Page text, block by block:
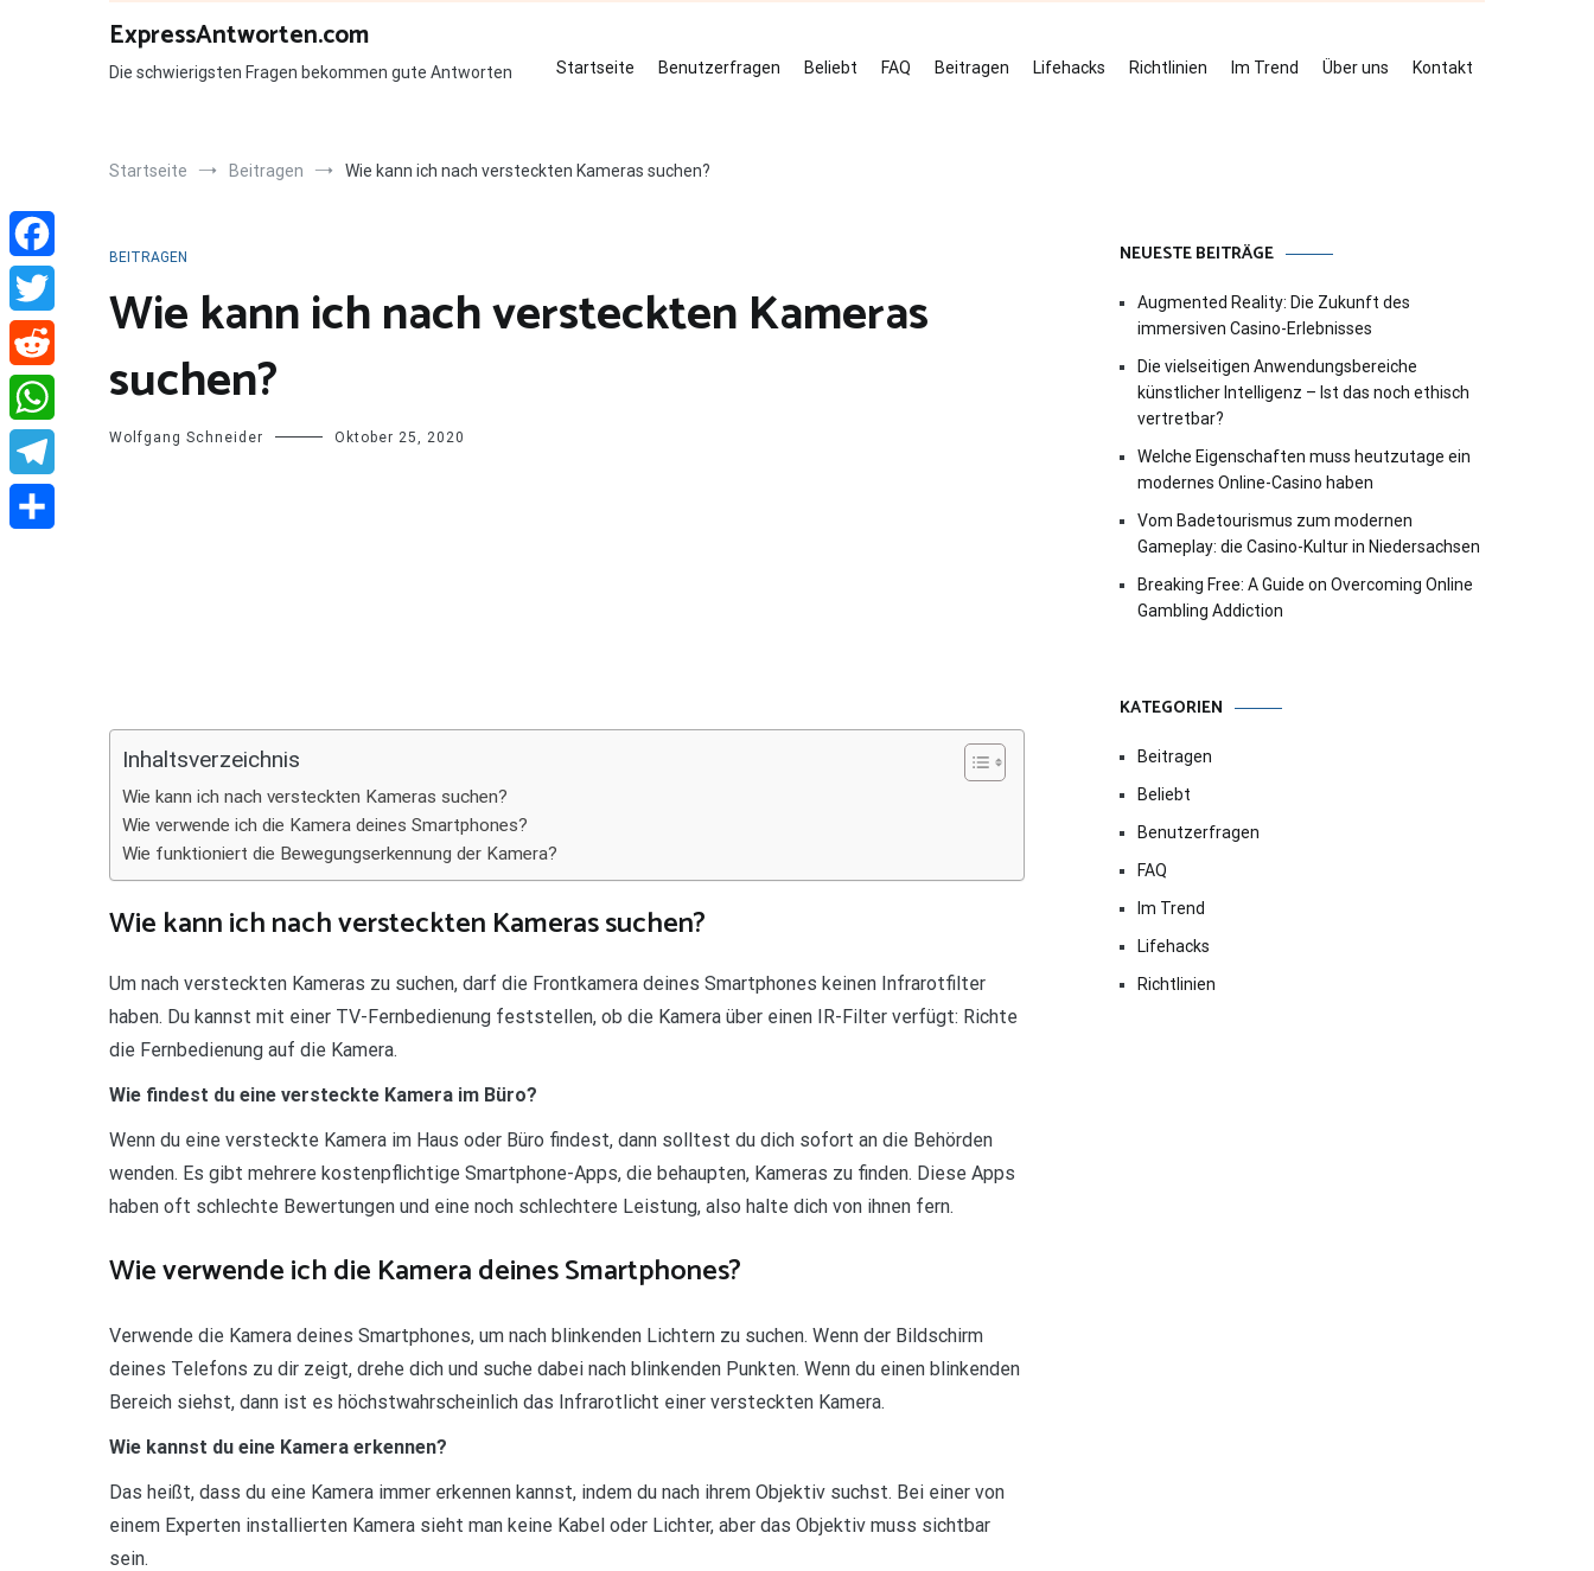
ExpressAntworten.com
Die schwierigsten Fragen bekommen gute Antworten Startseite Benutzerfragen Beliebt FAQ Beitragen Lifehacks Richtlinien Im Trend Über uns Kontakt
Startseite Beitragen Wie kann ich nach versteckten Kameras suchen?
BEITRAGEN
Wie kann ich nach versteckten Kameras
suchen?
Wolfgang Schneider Oktober 25, 2020
Inhaltsverzeichnis
Wie kann ich nach versteckten Kameras suchen?
Wie verwende ich die Kamera deines Smartphones?
Wie funktioniert die Bewegungserkennung der Kamera?
Wie kann ich nach versteckten Kameras suchen?
Um nach versteckten Kameras zu suchen, darf die Frontkamera deines Smartphones keinen Infrarotfilter
haben. Du kannst mit einer TV-Fernbedienung feststellen, ob die Kamera über einen IR-Filter verfügt: Richte
die Fernbedienung auf die Kamera.
Wie findest du eine versteckte Kamera im Büro?
Wenn du eine versteckte Kamera im Haus oder Büro findest, dann solltest du dich sofort an die Behörden
wenden. Es gibt mehrere kostenpflichtige Smartphone-Apps, die behaupten, Kameras zu finden. Diese Apps
haben oft schlechte Bewertungen und eine noch schlechtere Leistung, also halte dich von ihnen fern.
Wie verwende ich die Kamera deines Smartphones?
Verwende die Kamera deines Smartphones, um nach blinkenden Lichtern zu suchen. Wenn der Bildschirm
deines Telefons zu dir zeigt, drehe dich und suche dabei nach blinkenden Punkten. Wenn du einen blinkenden
Bereich siehst, dann ist es höchstwahrscheinlich das Infrarotlicht einer versteckten Kamera.
Wie kannst du eine Kamera erkennen?
Das heißt, dass du eine Kamera immer erkennen kannst, indem du nach ihrem Objektiv suchst. Bei einer von
einem Experten installierten Kamera sieht man keine Kabel oder Lichter, aber das Objektiv muss sichtbar
sein.
NEUESTE BEITRÄGE
Augmented Reality: Die Zukunft des
immersiven Casino-Erlebnisses
Die vielseitigen Anwendungsbereiche
künstlicher Intelligenz – Ist das noch ethisch
vertretbar?
Welche Eigenschaften muss heutzutage ein
modernes Online-Casino haben
Vom Badetourismus zum modernen
Gameplay: die Casino-Kultur in Niedersachsen
Breaking Free: A Guide on Overcoming Online
Gambling Addiction
KATEGORIEN
Beitragen
Beliebt
Benutzerfragen
FAQ
Im Trend
Lifehacks
Richtlinien
Facebook
Twitter
Reddit
WhatsApp
Telegram